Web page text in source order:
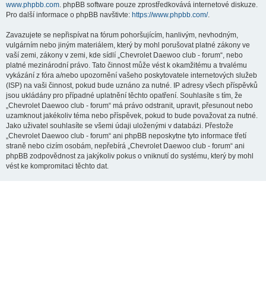
www.phpbb.com. phpBB software pouze zprostředkovává internetové diskuze.
Pro další informace o phpBB navštivte: https://www.phpbb.com/.
Zavazujete se nepřispívat na fórum pohoršujícím, hanlivým, nevhodným,
vulgárním nebo jiným materiálem, který by mohl porušovat platné zákony ve
vaší zemi, zákony v zemi, kde sídlí „Chevrolet Daewoo club - forum“, nebo
platné mezinárodní právo. Tato činnost může vést k okamžitému a trvalému
vykázání z fóra a/nebo upozornění vašeho poskytovatele internetových služeb
(ISP) na vaši činnost, pokud bude uznáno za nutné. IP adresy všech příspěvků
jsou ukládány pro případné uplatnění těchto opatření. Souhlasíte s tím, že
„Chevrolet Daewoo club - forum“ má právo odstranit, upravit, přesunout nebo
uzamknout jakékoliv téma nebo příspěvek, pokud to bude považovat za nutné.
Jako uživatel souhlasíte se všemi údaji uloženými v databázi. Přestože
„Chevrolet Daewoo club - forum“ ani phpBB neposkytne tyto informace třetí
straně nebo cizím osobám, nepřebírá „Chevrolet Daewoo club - forum“ ani
phpBB zodpovědnost za jakýkoliv pokus o vniknutí do systému, který by mohl
vést ke kompromitaci těchto dat.